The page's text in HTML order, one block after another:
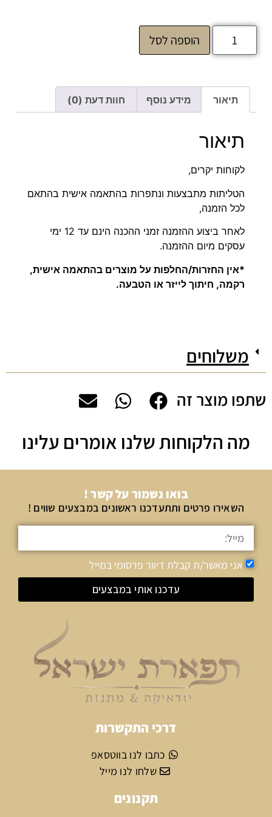
הוספה לסל
תיאור מידע נוסף חוות דעת (0)
תיאור
לקוחות יקרים,
הטליתות מתבצעות ונתפרות בהתאמה אישית בהתאם
לכל הזמנה,
לאחר ביצוע ההזמנה זמני ההכנה הינם עד 12 ימי
עסקים מיום ההזמנה.
*אין החזרות/החלפות על מוצרים בהתאמה אישית,
רקמה, חיתוך לייזר או הטבעה.
משלוחים
שתפו מוצר זה
מה הלקוחות שלנו אומרים עלינו
בואו נשמור על קשר !
השאירו פרטים ותתעדכנו ראשונים במבצעים שווים !
אני מאשר/ת קבלת דיוור פרסומי במייל
עדכנו אותי במבצעים
דרכי התקשרות
כתבו לנו בווטסאפ
שלחו לנו מייל
תקנונים